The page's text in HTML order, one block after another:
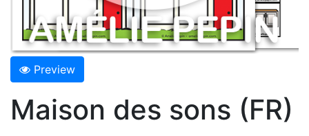
Preview
Maison des sons (FR)